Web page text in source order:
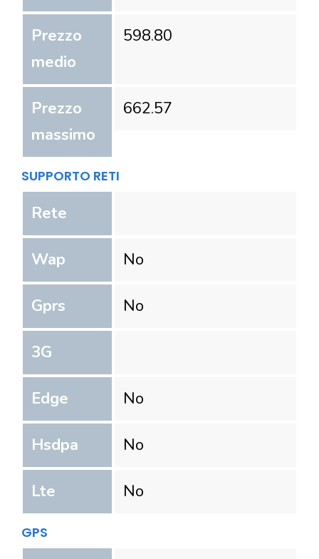
Prezzo
medio
598.80
Prezzo
massimo
662.57
SUPPORTO RETI
Rete
Wap No
Gprs No
3G
Edge No
Hsdpa No
Lte No
GPS